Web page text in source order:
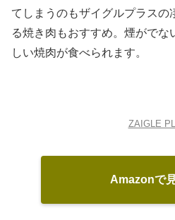
てしまうのもザイグルプラスの
る焼き肉もおすすめ。煙がでな
しい焼肉が食べられます。
ZAIGLE
Amazonで